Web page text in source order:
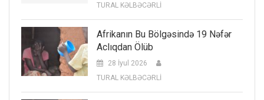
TURAL KƏLBƏCƏRLİ
Afrikanın Bu Bölgəsində 19 Nəfər
Aclıqdan Ölüb
28 İyul 2026
TURAL KƏLBƏCƏRLİ